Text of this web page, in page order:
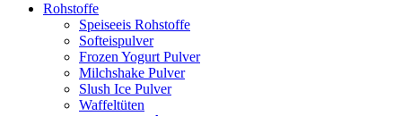
Rohstoffe
Speiseeis Rohstoffe
Softeispulver
Frozen Yogurt Pulver
Milchshake Pulver
Slush Ice Pulver
Waffeltüten